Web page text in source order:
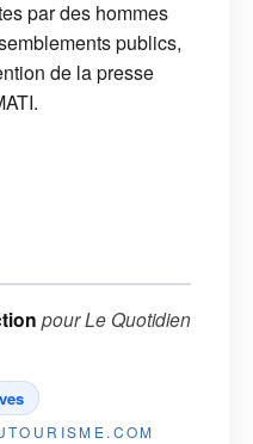
par des hommes
publics,
de la presse
pourLe Quotidien